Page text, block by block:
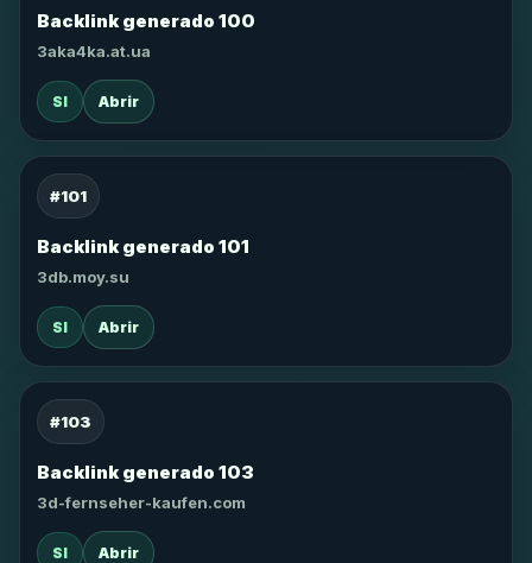
Backlink generado 100
3aka4ka.at.ua
SI Abrir
#101
Backlink generado 101
3db.moy.su
SI Abrir
#103
Backlink generado 103
3d-fernseher-kaufen.com
SI Abrir